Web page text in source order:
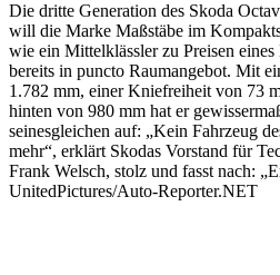
Die dritte Generation des Skoda
will die Marke Maßstäbe im
wie ein Mittelklässler zu Preisen
bereits in puncto Raumangebot. Mit
1.782 mm, einer Kniefreiheit von 73
hinten von 980 mm hat er
seinesgleichen auf: „Kein Fahrzeug
mehr“, erklärt Skodas Vorstand für
Frank Welsch, stolz und fasst nach:
UnitedPictures/Auto-Reporter.NET